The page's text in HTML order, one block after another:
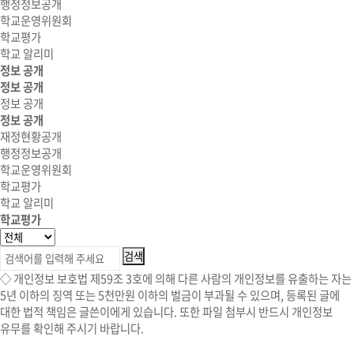
행정정보공개
학교운영위원회
학교평가
학교 알리미
정보 공개
정보 공개
정보 공개
정보 공개
재정현황공개
행정정보공개
학교운영위원회
학교평가
학교 알리미
학교평가
◇ 개인정보 보호법 제59조 3호에 의해 다른 사람의 개인정보를 유출하는 자는
5년 이하의 징역 또는 5천만원 이하의 벌금이 부과될 수 있으며, 등록된 글에
대한 법적 책임은 글쓴이에게 있습니다. 또한 파일 첨부시 반드시 개인정보
유무를 확인해 주시기 바랍니다.